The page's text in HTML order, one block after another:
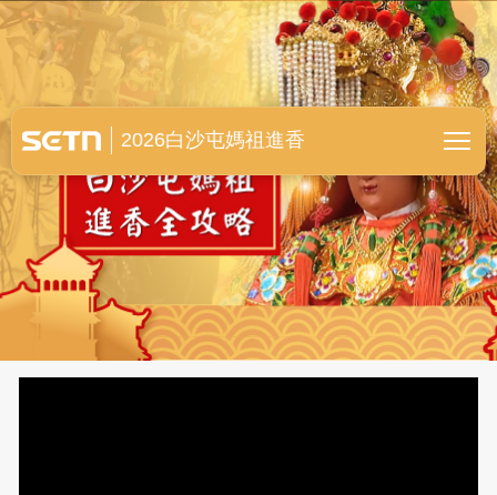
白沙屯媽祖進香全紀錄
2026白沙屯媽祖進香